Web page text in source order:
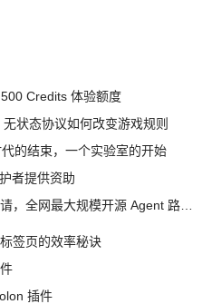
Credits 体验额度
状态协议如何改变游戏规则
的结束，一个实验室的开始
者提供资助
签页的效率秘诀
插件